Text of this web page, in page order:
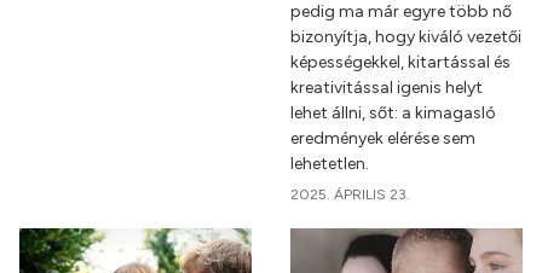
pedig ma már egyre több nő
bizonyítja, hogy kiváló vezetői
képességekkel, kitartással és
kreativitással igenis helyt
lehet állni, sőt: a kimagasló
eredmények elérése sem
lehetetlen.
2025. ÁPRILIS 23.